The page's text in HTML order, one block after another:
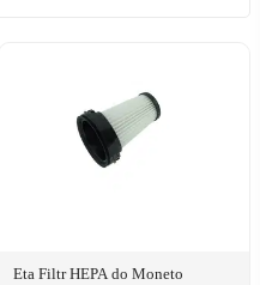
Eta Filtr HEPA do Moneto